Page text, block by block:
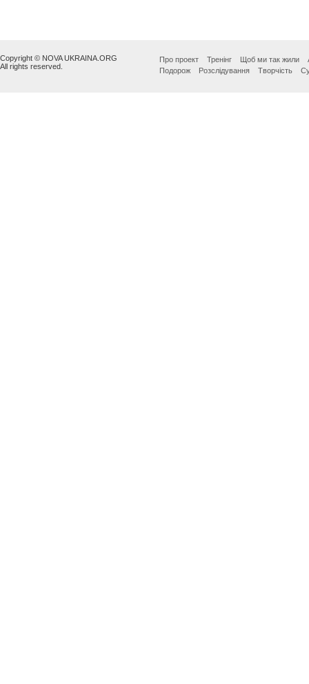
Copyright © NOVA UKRAINA.ORG
All rights reserved.
Про проект Тренінг Щоб ми так жили
Подорож
Розслідування Творчість